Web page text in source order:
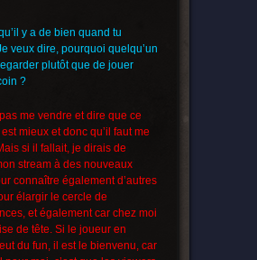
y a de bien quand tu
veux dire, pourquoi quelqu’un
plutôt que de jouer
?
me vendre et dire que ce
mieux et donc qu’il faut me
si il fallait, je dirais de
stream à des nouveaux
connaître également d’autres
élargir le cercle de
et également car chez moi
de tête. Si le joueur en
du fun, il est le bienvenu, car